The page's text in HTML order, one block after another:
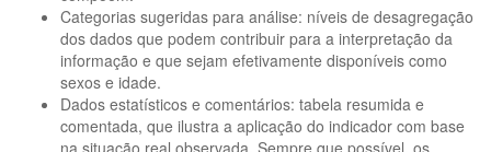
Categorias sugeridas para análise: níveis de desagregação
dos dados que podem contribuir para a interpretação da
informação e que sejam efetivamente disponíveis como
sexos e idade.
Dados estatísticos e comentários: tabela resumida e
comentada, que ilustra a aplicação do indicador com base
na situação real observada. Sempre que possível, os